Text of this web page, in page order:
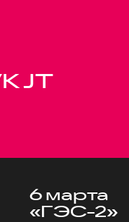
JT
6 марта
«ГЭС-2»